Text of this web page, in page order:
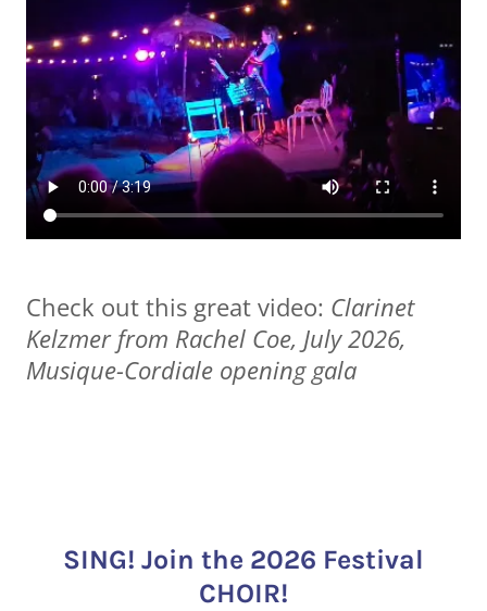
Check out this great video: Clarinet
Kelzmer from Rachel Coe, July 2026,
Musique-Cordiale opening gala
SING! Join the 2026 Festival
CHOIR!